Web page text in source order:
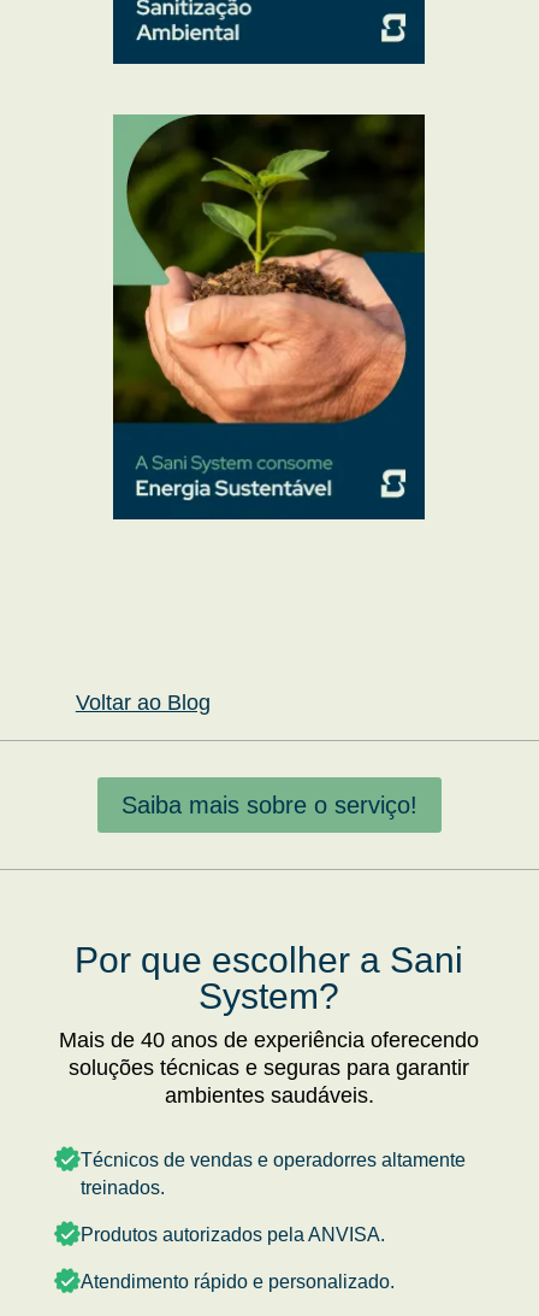
Voltar ao Blog
Saiba mais sobre o serviço!
Por que escolher a Sani
System?
Mais de 40 anos de experiência oferecendo
soluções técnicas e seguras para garantir
ambientes saudáveis.
Técnicos de vendas e operadorres altamente
treinados.
Produtos autorizados pela ANVISA.
Atendimento rápido e personalizado.